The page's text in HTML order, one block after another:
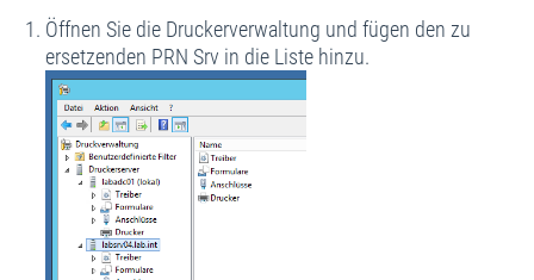
Öffnen Sie die Druckerverwaltung und fügen den zu
ersetzenden PRN Srv in die Liste hinzu.